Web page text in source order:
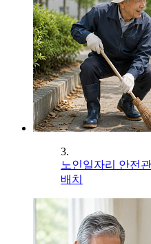
3.
노인일자리 안전
배치